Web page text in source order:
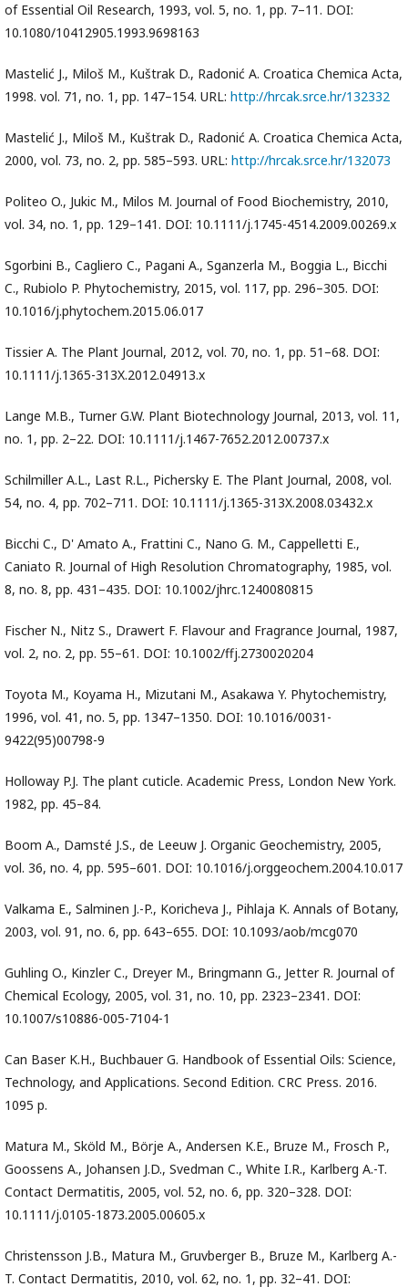
of Essential Oil Research, 1993, vol. 5, no. 1, pp. 7–11. DOI:
10.1080/10412905.1993.9698163
Mastelić J., Miloš M., Kuštrak D., Radonić A. Croatica Chemica Acta,
1998. vol. 71, no. 1, pp. 147–154. URL: http://hrcak.srce.hr/132332
Mastelić J., Miloš M., Kuštrak D., Radonić A. Croatica Chemica Acta,
2000, vol. 73, no. 2, pp. 585–593. URL: http://hrcak.srce.hr/132073
Politeo O., Jukic M., Milos M. Journal of Food Biochemistry, 2010,
vol. 34, no. 1, pp. 129–141. DOI: 10.1111/j.1745-4514.2009.00269.x
Sgorbini B., Cagliero C., Pagani A., Sganzerla M., Boggia L., Bicchi
C., Rubiolo P. Phytochemistry, 2015, vol. 117, pp. 296–305. DOI:
10.1016/j.phytochem.2015.06.017
Tissier A. The Plant Journal, 2012, vol. 70, no. 1, pp. 51–68. DOI:
10.1111/j.1365-313X.2012.04913.x
Lange M.B., Turner G.W. Plant Biotechnology Journal, 2013, vol. 11,
no. 1, pp. 2–22. DOI: 10.1111/j.1467-7652.2012.00737.x
Schilmiller A.L., Last R.L., Pichersky E. The Plant Journal, 2008, vol.
54, no. 4, pp. 702–711. DOI: 10.1111/j.1365-313X.2008.03432.x
Bicchi C., D' Amato A., Frattini C., Nano G. M., Cappelletti E.,
Caniato R. Journal of High Resolution Chromatography, 1985, vol.
8, no. 8, pp. 431–435. DOI: 10.1002/jhrc.1240080815
Fischer N., Nitz S., Drawert F. Flavour and Fragrance Journal, 1987,
vol. 2, no. 2, pp. 55–61. DOI: 10.1002/ffj.2730020204
Toyota M., Koyama H., Mizutani M., Asakawa Y. Phytochemistry,
1996, vol. 41, no. 5, pp. 1347–1350. DOI: 10.1016/0031-
9422(95)00798-9
Holloway P.J. The plant cuticle. Academic Press, London New York.
1982, pp. 45–84.
Boom A., Damsté J.S., de Leeuw J. Organic Geochemistry, 2005,
vol. 36, no. 4, pp. 595–601. DOI: 10.1016/j.orggeochem.2004.10.017
Valkama E., Salminen J.-P., Koricheva J., Pihlaja K. Annals of Botany,
2003, vol. 91, no. 6, pp. 643–655. DOI: 10.1093/aob/mcg070
Guhling O., Kinzler C., Dreyer M., Bringmann G., Jetter R. Journal of
Chemical Ecology, 2005, vol. 31, no. 10, pp. 2323–2341. DOI:
10.1007/s10886-005-7104-1
Can Baser K.H., Buchbauer G. Handbook of Essential Oils: Science,
Technology, and Applications. Second Edition. CRC Press. 2016.
1095 p.
Matura M., Sköld M., Börje A., Andersen K.E., Bruze M., Frosch P.,
Goossens A., Johansen J.D., Svedman C., White I.R., Karlberg A.-T.
Contact Dermatitis, 2005, vol. 52, no. 6, pp. 320–328. DOI:
10.1111/j.0105-1873.2005.00605.x
Christensson J.B., Matura M., Gruvberger B., Bruze M., Karlberg A.-
T. Contact Dermatitis, 2010, vol. 62, no. 1, pp. 32–41. DOI: